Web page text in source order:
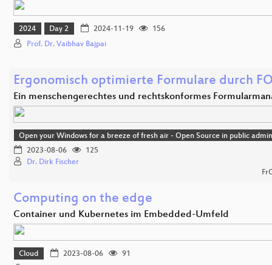
2024 Day 2 2024-11-19
156
Prof. Dr. Vaibhav Bajpai
Ergonomisch optimierte Formulare durch
Ein menschengerechtes und rechtskonformes
Open your Windows for a breeze of fresh air - Open Source in public
2023-08-06
125
Dr. Dirk Fischer
Computing on the edge
Container und Kubernetes im Embedded-Umfeld
Cloud 2023-08-06
91